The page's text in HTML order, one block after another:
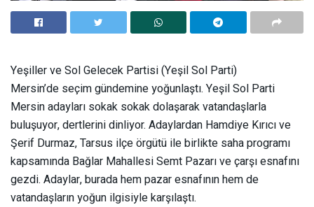
Yeşiller ve Sol Gelecek Partisi (Yeşil Sol Parti)
Mersin’de seçim gündemine yoğunlaştı. Yeşil Sol Parti
Mersin adayları sokak sokak dolaşarak vatandaşlarla
buluşuyor, dertlerini dinliyor. Adaylardan Hamdiye Kırıcı ve
Şerif Durmaz, Tarsus ilçe örgütü ile birlikte saha programı
kapsamında Bağlar Mahallesi Semt Pazarı ve çarşı esnafını
gezdi. Adaylar, burada hem pazar esnafının hem de
vatandaşların yoğun ilgisiyle karşılaştı.